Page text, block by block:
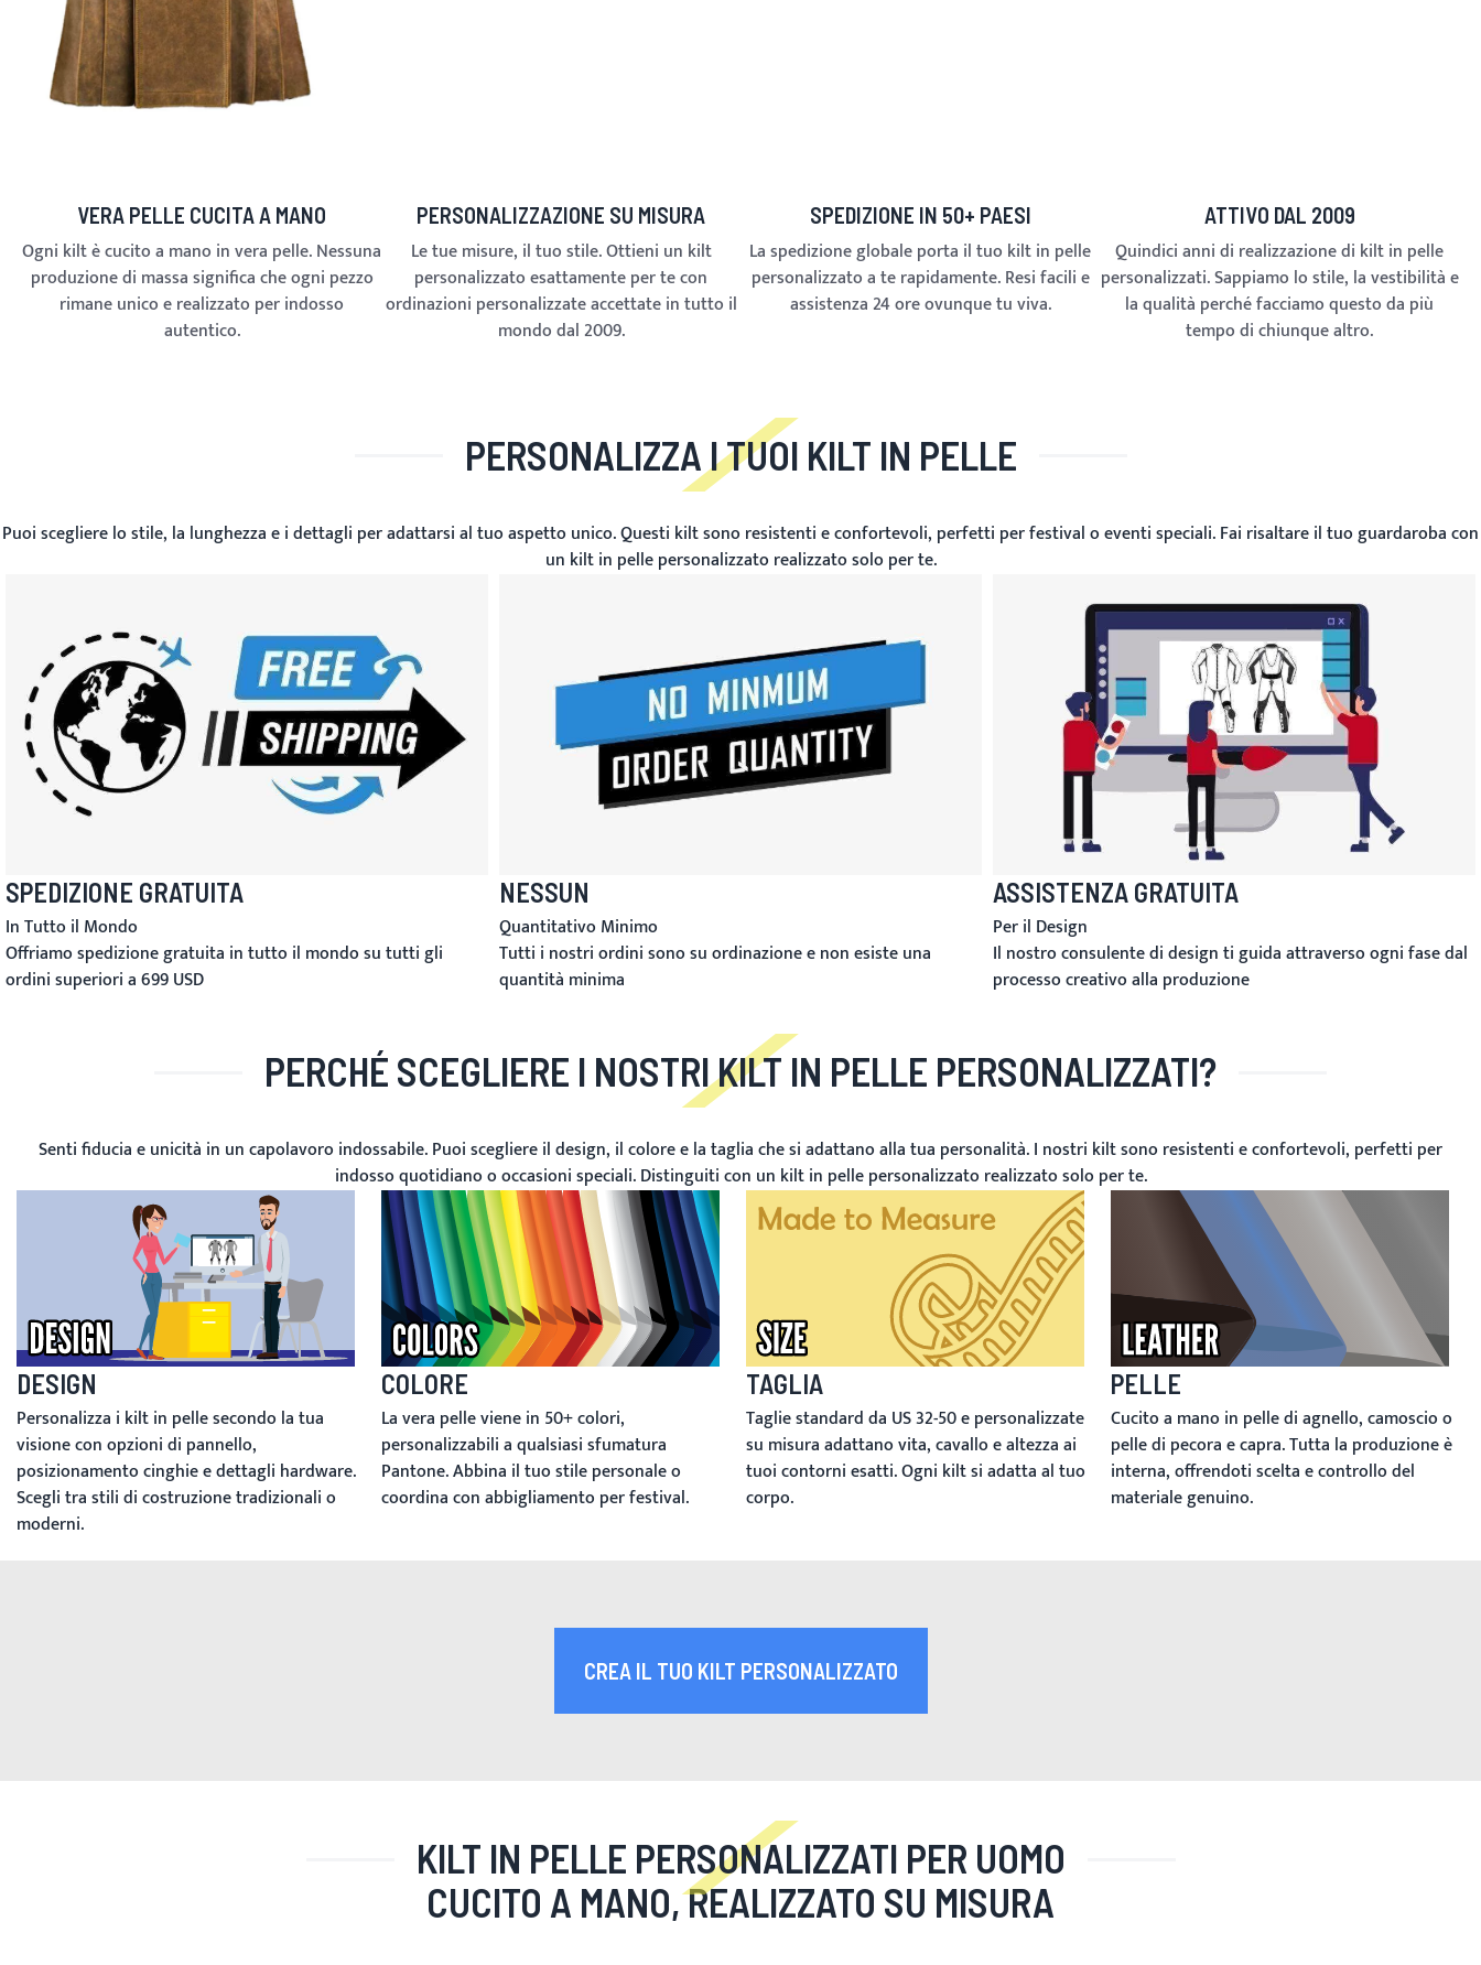
VERA PELLE CUCITA A MANO
Ogni kilt è cucito a mano in vera pelle. Nessuna
produzione di massa significa che ogni pezzo
rimane unico e realizzato per indosso
autentico.
PERSONALIZZAZIONE SU MISURA
Le tue misure, il tuo stile. Ottieni un kilt
personalizzato esattamente per te con
ordinazioni personalizzate accettate in tutto il
mondo dal 2009.
SPEDIZIONE IN 50+ PAESI
La spedizione globale porta il tuo kilt in pelle
personalizzato a te rapidamente. Resi facili e
assistenza 24 ore ovunque tu viva.
ATTIVO DAL 2009
Quindici anni di realizzazione di kilt in pelle
personalizzati. Sappiamo lo stile, la vestibilità e
la qualità perché facciamo questo da più
tempo di chiunque altro.
PERSONALIZZA I TUOI KILT IN PELLE
Puoi scegliere lo stile, la lunghezza e i dettagli per adattarsi al tuo aspetto unico. Questi kilt sono resistenti e confortevoli, perfetti per festival o eventi speciali. Fai risaltare il tuo guardaroba con
un kilt in pelle personalizzato realizzato solo per te.
SPEDIZIONE GRATUITA
In Tutto il Mondo
Offriamo spedizione gratuita in tutto il mondo su tutti gli
ordini superiori a 699 USD
NESSUN
Quantitativo Minimo
Tutti i nostri ordini sono su ordinazione e non esiste una
quantità minima
ASSISTENZA GRATUITA
Per il Design
Il nostro consulente di design ti guida attraverso ogni fase dal
processo creativo alla produzione
PERCHÉ SCEGLIERE I NOSTRI KILT IN PELLE PERSONALIZZATI?
Senti fiducia e unicità in un capolavoro indossabile. Puoi scegliere il design, il colore e la taglia che si adattano alla tua personalità. I nostri kilt sono resistenti e confortevoli, perfetti per
indosso quotidiano o occasioni speciali. Distinguiti con un kilt in pelle personalizzato realizzato solo per te.
DESIGN
Personalizza i kilt in pelle secondo la tua
visione con opzioni di pannello,
posizionamento cinghie e dettagli hardware.
Scegli tra stili di costruzione tradizionali o
moderni.
COLORE
La vera pelle viene in 50+ colori,
personalizzabili a qualsiasi sfumatura
Pantone. Abbina il tuo stile personale o
coordina con abbigliamento per festival.
TAGLIA
Taglie standard da US 32-50 e personalizzate
su misura adattano vita, cavallo e altezza ai
tuoi contorni esatti. Ogni kilt si adatta al tuo
corpo.
PELLE
Cucito a mano in pelle di agnello, camoscio o
pelle di pecora e capra. Tutta la produzione è
interna, offrendoti scelta e controllo del
materiale genuino.
CREA IL TUO KILT PERSONALIZZATO
KILT IN PELLE PERSONALIZZATI PER UOMO
CUCITO A MANO, REALIZZATO SU MISURA